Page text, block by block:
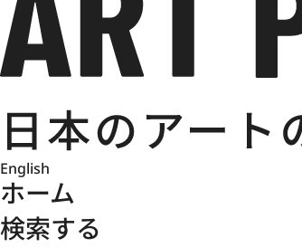
English
ホーム
検索する